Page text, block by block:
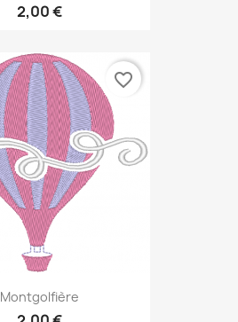
2,00 €
Montgolfière
favorite_border